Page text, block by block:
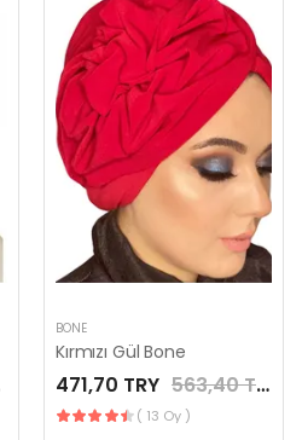
BONE
Kırmızı Gül Bone
471,70 TRY 563,40 TRY
( 13 Oy )